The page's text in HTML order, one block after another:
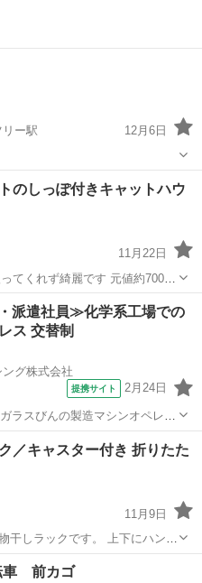
ー駅
12月6日
ツリー駅 その他 電球
のしっぽ付きキャットハウ
11月22日
ず綺麗です 元値約7000
ワイヤー（しっぽ部分） ご注
他 しっぽ
派遣社員≫化学系工場での
ス 交替制
グ株式会社
提携サイト 2月24日
ラスびんの製造マシンオペレー
定期的に金型に油を塗る作業、
その他
／キャスター付き 折りたた
11月9日
干しラックです。 上下にハンガ
しにも使えるタイプです。キャ
みも可能です。 【状態】
物干し
自転車 前カゴ